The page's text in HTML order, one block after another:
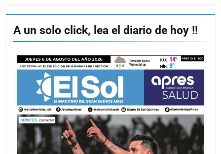
A un solo click, lea el diario de hoy !!